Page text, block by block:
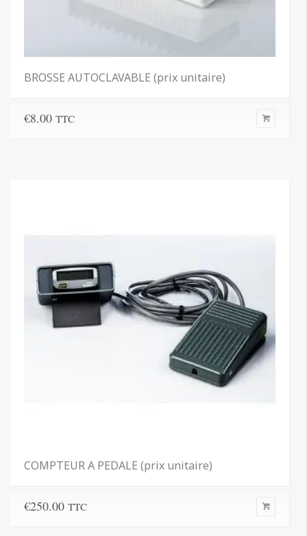
BROSSE AUTOCLAVABLE (prix unitaire)
€8.00 TTC
COMPTEUR A PEDALE (prix unitaire)
€250.00 TTC